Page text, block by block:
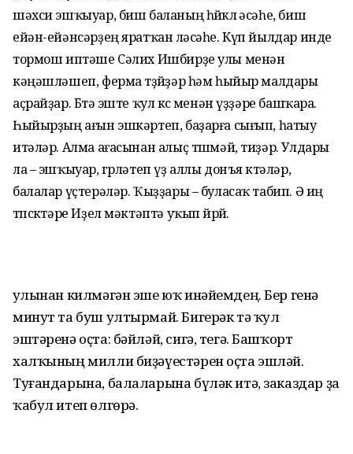
шәхси эшҡыуар, биш баланың һөйөклө әсәһе, биш
ейән-ейәнсәрҙең яратҡан өләсәһе. Күп йылдар инде
тормош иптәше Сәлих Ишбирҙе улы менән
кәңәшләшеп, ферма төҙөйҙәр һәм һыйыр малдары
аҫрайҙар. Бөтә эште ҡул көсө менән үҙҙәре башҡара.
Һыйырҙың ағын эшкәртеп, баҙарға сығып, һатыу
итәләр. Алма ағасынан алыҫ төшмәй, тиҙәр. Улдары
ла – эшҡыуар, гөрләтеп үҙ аллы донъя көтәләр,
балалар үҫтерәләр. Ҡыҙҙары – буласаҡ табип. Ә иң
төпсөктәре Иҙел мәктәптә уҡып йөрөй.
Ҡулынан килмәгән эше юҡ инәйемдең. Бер генә
минут та буш ултырмай. Бигерәк тә ҡул
эштәренә оҫта: бәйләй, сигә, тегә. Башҡорт
халҡының милли биҙәүестәрен оҫта эшләй.
Туғандарына, балаларына бүләк итә, заказдар ҙа
ҡабул итеп өлгөрә.